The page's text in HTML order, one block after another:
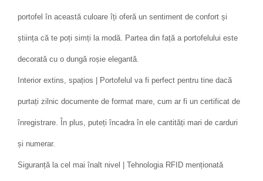
portofel în această culoare îți oferă un sentiment de confort și
știința că te poți simți la modă. Partea din față a portofelului este
decorată cu o dungă roșie elegantă.
Interior extins, spațios | Portofelul va fi perfect pentru tine dacă
purtați zilnic documente de format mare, cum ar fi un certificat de
înregistrare. În plus, puteți încadra în ele cantități mari de carduri
și numerar.
Siguranță la cel mai înalt nivel | Tehnologia RFID menționată